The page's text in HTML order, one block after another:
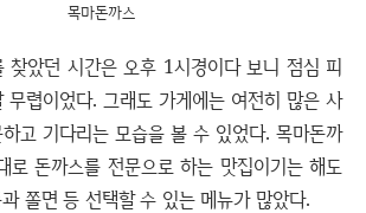
목마돈까스
찾았던 시간은 오후 1시경이다 보니 점심 피
무렵이었다. 그래도 가게에는 여전히 많은 사
고 기다리는 모습을 볼 수 있었다. 목마돈까
로 돈까스를 전문으로 하는 맛집이기는 해도
쫄면 등 선택할 수 있는 메뉴가 많았다.